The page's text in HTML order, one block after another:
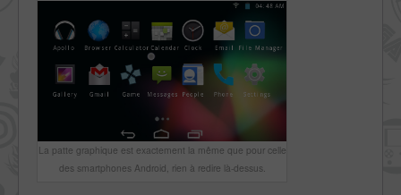
La patte graphique est exactement la même que pour celle
des smartphones Android, rien à redire là-dessus.